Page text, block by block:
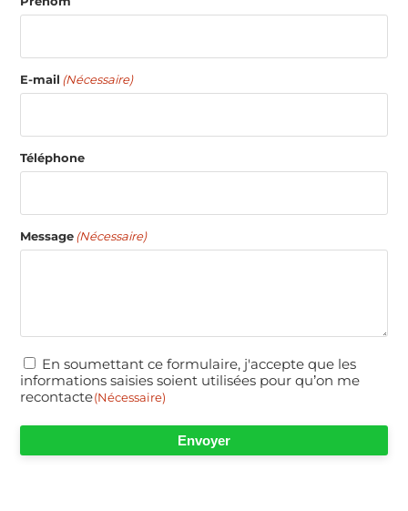
E-mail (Nécessaire)
Téléphone
Message(Nécessaire)
RGPD(Nécessaire)
En soumettant ce formulaire, j'accepte que les
informations saisies soient utilisées pour qu’on me
recontacte(Nécessaire)
Envoyer